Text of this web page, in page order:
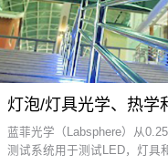
灯泡/灯具光学、热学
蓝菲光学（Labsphere）从
测试系统用于测试LED，灯具